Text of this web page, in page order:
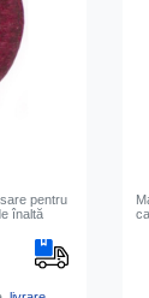
pentru
înaltă